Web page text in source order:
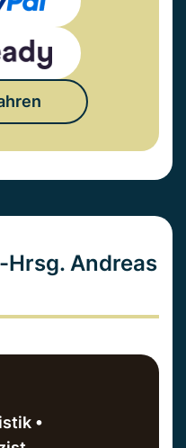
Hrsg. Andreas
•